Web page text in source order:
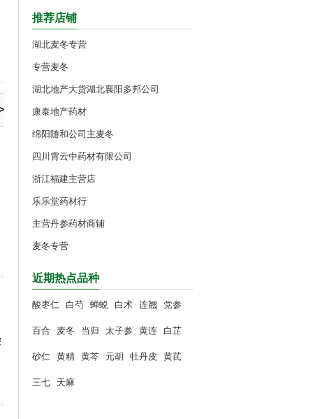
推荐店铺
湖北麦冬专营
专营麦冬
湖北地产大货湖北襄阳多邦公司
康泰地产药材
绵阳随和公司主麦冬
四川霄云中药材有限公司
浙江福建主营店
乐乐堂药材行
主营丹参药材商铺
麦冬专营
近期热点品种
酸枣仁 白芍 蝉蜕 白术 连翘 党参
百合 麦冬 当归 太子参 黄连 白芷
砂仁 黄精 黄芩 元胡 牡丹皮 黄芪
三七 天麻